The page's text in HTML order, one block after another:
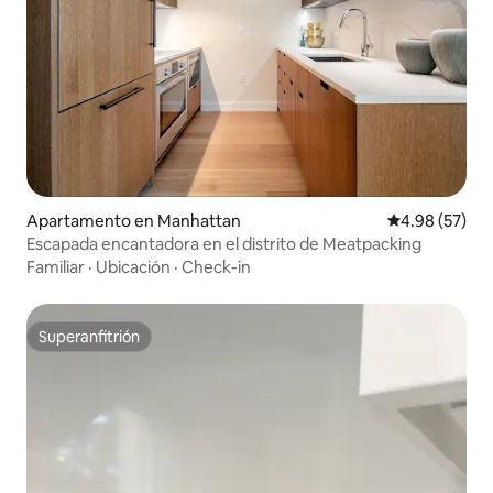
Apartamento en Manhattan Calificación
4.98 (57)
Escapada encantadora en el distrito de Meatpacking
Familiar · Ubicación · Check-in
Superanfitrión
Superanfitrión